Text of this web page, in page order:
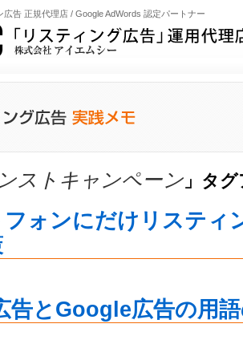
広告 正規代理店 / Google AdWords 認定パートナー
ストキャンペーン 」タ
ォンにだけリスティ
告とGoogle広告の用